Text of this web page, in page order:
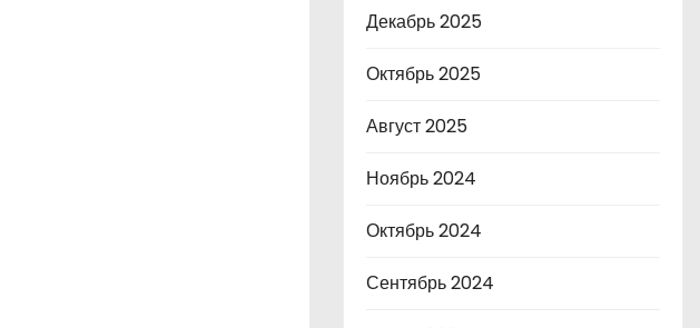
Декабрь 2025
Октябрь 2025
Август 2025
Ноябрь 2024
Октябрь 2024
Сентябрь 2024